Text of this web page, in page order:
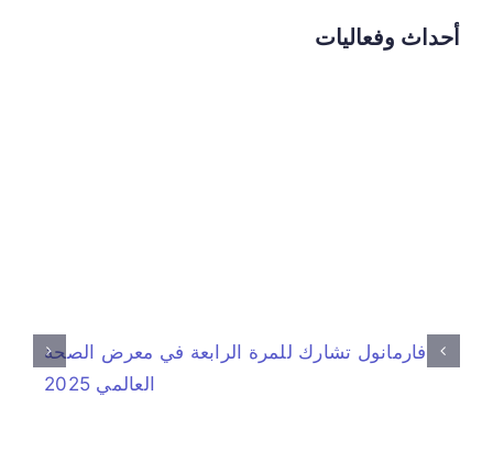
أحداث وفعاليات
فارمانول تشارك للمرة الرابعة في معرض الصحة
العالمي 2025